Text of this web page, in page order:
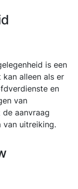
is een
alleen als er
en
van
aanvraag
van uitreiking.